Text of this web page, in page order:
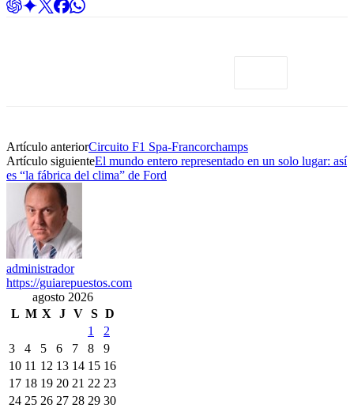
Artículo anteriorCircuito F1 Spa-Francorchamps
Artículo siguienteEl mundo entero representado en un solo lugar: así
es “la fábrica del clima” de Ford
administrador
https://guiarepuestos.com
agosto 2026
L M X J V S D
1
2
3
4 5 6 7 8
9
10 11 12 13 14 15 16
17 18 19 20 21 22 23
24 25 26 27 28 29 30